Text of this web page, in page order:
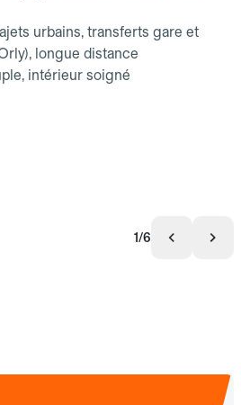
urbains, transferts gare et
longue distance
intérieur soigné
1/6